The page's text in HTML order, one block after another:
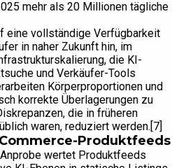
mehr als 20 Millionen tägliche
eine vollständige Verfügbarkeit
in naher Zukunft hin, im
die KI-
und Verkäufer-Tools
Körperproportionen und
korrekte Überlagerungen zu
die in früheren
waren, reduziert werden.[7]
Produktfeeds
wertet Produktfeeds